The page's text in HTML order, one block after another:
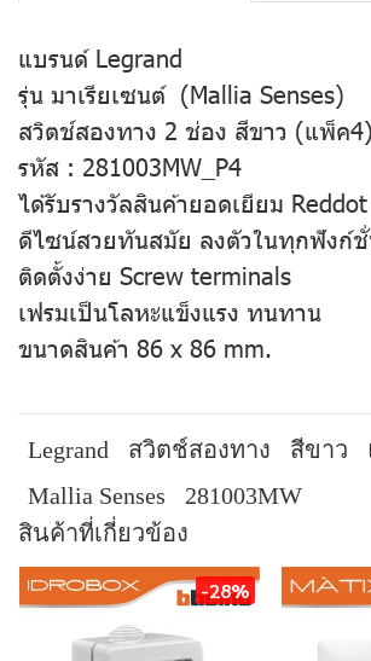
แบรนด์ Legrand
รุ่น มาเรียเซนต์ (Mallia Senses)
สวิตช์สองทาง 2 ช่อง สีขาว (แพ็ค4)
รหัส : 281003MW_P4
ได้รับรางวัลสินค้ายอดเยียม
ดีไซน์สวยทันสมัย ลงตัวในทุกฟังก์ชั่
ติดตั้งง่าย Screw terminals
เฟรมเป็นโลหะแข็งแรง ทนทาน
ขนาดสินค้า 86 x 86 mm.
Legrand สวิตช์สองทาง สีขาว
Mallia Senses
281003MW
สินค้าที่เกี่ยวข้อง
-28%